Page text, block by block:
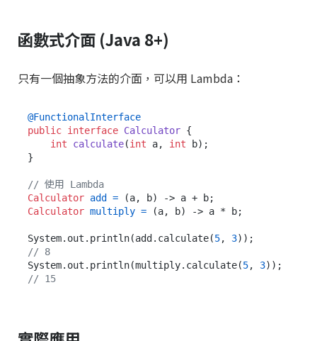
函數式介面 (Java 8+)
只有一個抽象方法的介面，可以用 Lambda：
@FunctionalInterface
public interface Calculator {
int
calculate(int a, int b) ;
}
// 使用 Lambda
Calculator add =
Calculator multiply = (a, b) -> a * b;
System.out.println(add.calculate(5, 3
// 8
System.out.println(multiply.calculate(5, 3
// 15